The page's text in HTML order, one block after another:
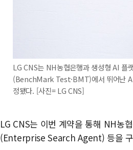
LG CNS는 NH농협은행과 생성형 AI 플
(BenchMark Test·BMT)에서 뛰어난
정됐다. [사진= LG CNS]
LG CNS는 이번 계약을 통해 NH농
(Enterprise Search Agent) 등을 구